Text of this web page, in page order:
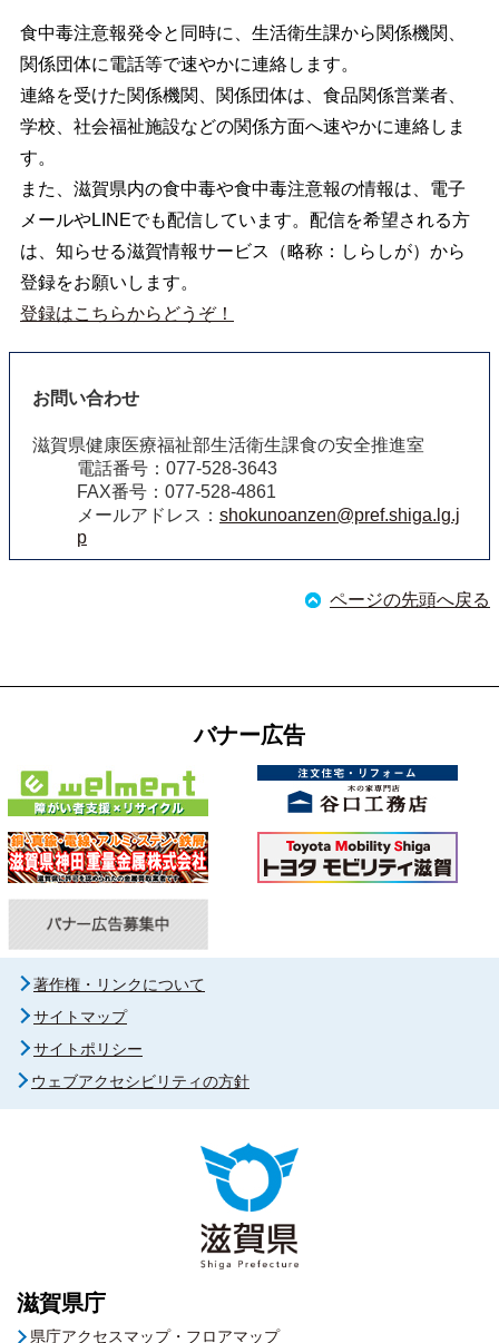
食中毒注意報発令と同時に、生活衛生課から関係機関、
関係団体に電話等で速やかに連絡します。
連絡を受けた関係機関、関係団体は、食品関係営業者、
学校、社会福祉施設などの関係方面へ速やかに連絡しま
す。
また、滋賀県内の食中毒や食中毒注意報の情報は、電子
メールやLINEでも配信しています。配信を希望される方
は、知らせる滋賀情報サービス（略称：しらしが）から
登録をお願いします。
登録はこちらからどうぞ！
お問い合わせ
滋賀県健康医療福祉部生活衛生課食の安全推進室
電話番号：077-528-3643
FAX番号：077-528-4861
メールアドレス： shokunoanzen@pref.shiga.lg.j
p
ページの先頭へ戻る
バナー広告
著作権・リンクについて
サイトマップ
サイトポリシー
ウェブアクセシビリティの方針
滋賀県庁
県庁アクセスマップ・フロアマップ